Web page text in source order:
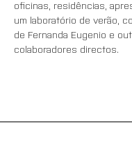
oficinas, residências,
um laboratório de verão,
de Fernanda Eugenio e
colaboradores directos.